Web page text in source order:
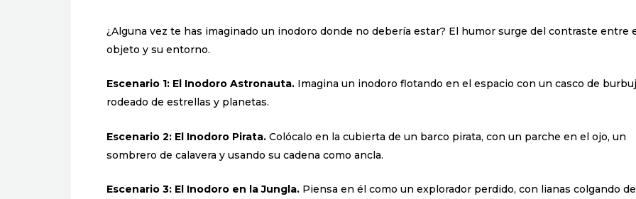
¿Alguna vez te has imaginado un inodoro donde no debería estar? El humor surge del contraste entre
objeto y su entorno.
Escenario 1: El Inodoro Astronauta. Imagina un inodoro flotando en el espacio con un casco de
rodeado de estrellas y planetas.
Escenario 2: El Inodoro Pirata. Colócalo en la cubierta de un barco pirata, con un parche en el ojo, un
sombrero de calavera y usando su cadena como ancla.
Escenario 3: El Inodoro en la Jungla. Piensa en él como un explorador perdido, con lianas colgando